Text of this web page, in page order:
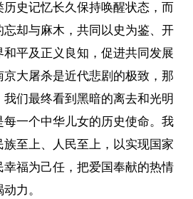
史记忆长久保持唤醒状态，而
却与麻木，共同以史为鉴、开
平及正义良知，促进共同发展
大屠杀是近代悲剧的极致，那
们最终看到黑暗的离去和光明
一个中华儿女的历史使命。我
至上、人民至上，以实现国家
福为己任，把爱国奉献的热情
力。